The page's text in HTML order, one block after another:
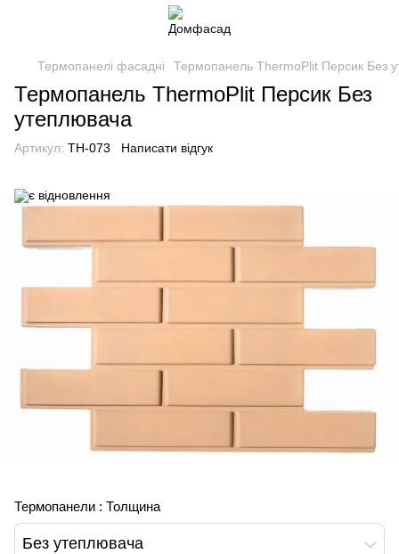
Термопанелі фасадні Термопанель ThermoPlit Персик Без
Термопанель ThermoPlit Персик Без
утеплювача
Артикул: TH-073 Написати відгук
Термопанели : Толщина
Без утеплювача